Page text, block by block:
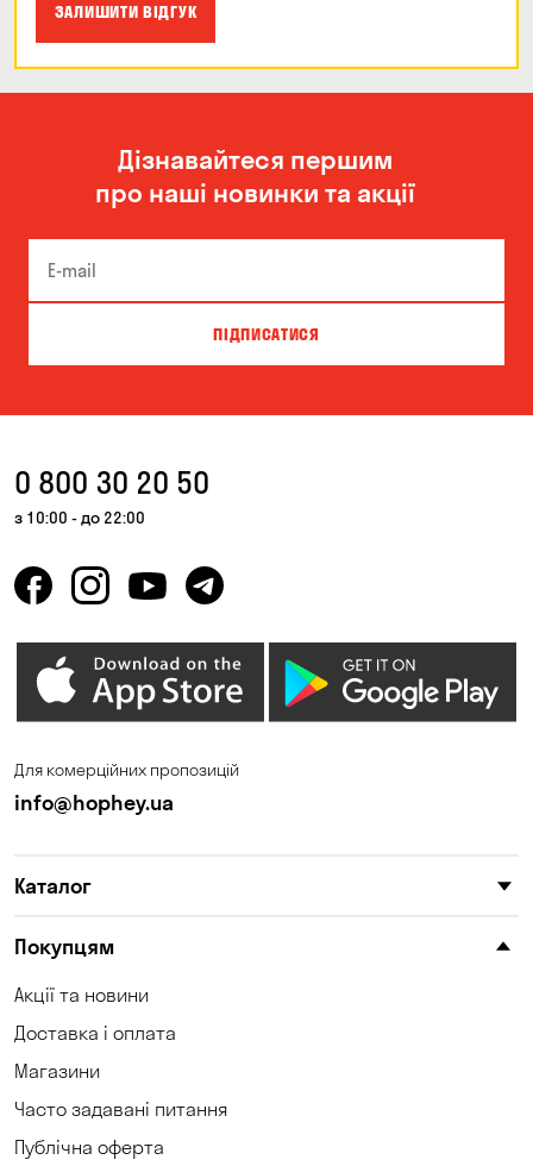
ЗАЛИШИТИ ВІДГУК
Дізнавайтеся першим
про наші новинки та акції
ПІДПИСАТИСЯ
0 800 30 20 50
з 10:00 - до 22:00
Для комерційних пропозицій
info@hophey.ua
Каталог
Покупцям
Акції та новини
Доставка і оплата
Магазини
Часто задавані питання
Публічна оферта